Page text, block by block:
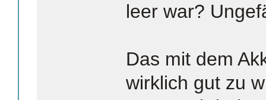
leer war?
Das mit dem
wirklich gut zu